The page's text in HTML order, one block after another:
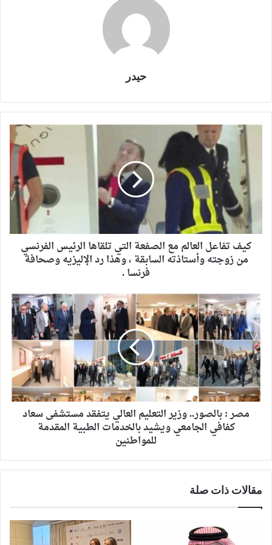
حيدر
كيف تفاعل العالم مع الصفعة التي تلقاها الرئيس الفرنسي
من زوجته وأستاذته السابقة ، وهذا رد الإليزيه وصحافة
فرنسا .
مصر : بالصور.. وزير التعليم العالي يتفقد مستشفى سعاد
كفافي الجامعي ويشيد بالخدمات الطبية المقدمة
للمواطنين
مقالات ذات صلة